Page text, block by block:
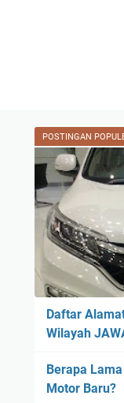
POSTINGAN
Daftar
Wilayah
Berapa
Motor Baru?